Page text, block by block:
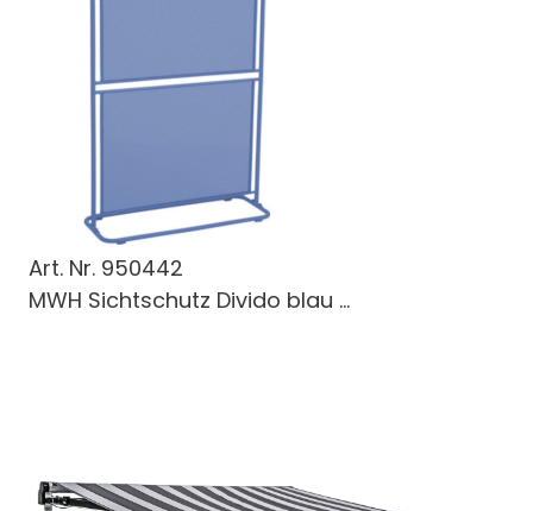
Art. Nr. 950442
MWH Sichtschutz Divido blau ...